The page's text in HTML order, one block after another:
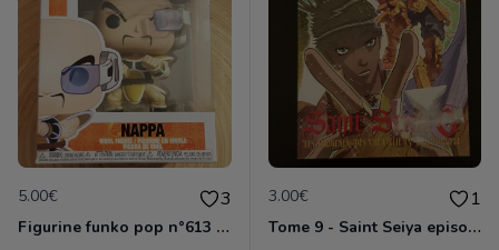
5.00€ 3
Figurine funko pop n°613 - Dragon ball z - Nappa
3.00€ 1
Tome 9 - Saint Seiya episode G